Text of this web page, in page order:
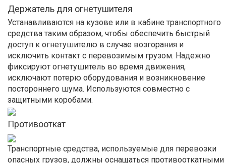
Держатель для огнетушителя
Устанавливаются на кузове или в кабине транспортного
средства таким образом, чтобы обеспечить быстрый
доступ к огнетушителю в случае возгорания и
исключить контакт с перевозимым грузом. Надежно
фиксируют огнетушитель во время движения,
исключают потерю оборудования и возникновение
постороннего шума. Используются совместно с
защитными коробами.
Противооткат
Транспортные средства, используемые для перевозки
опасных грузов, должны оснащаться противооткатными